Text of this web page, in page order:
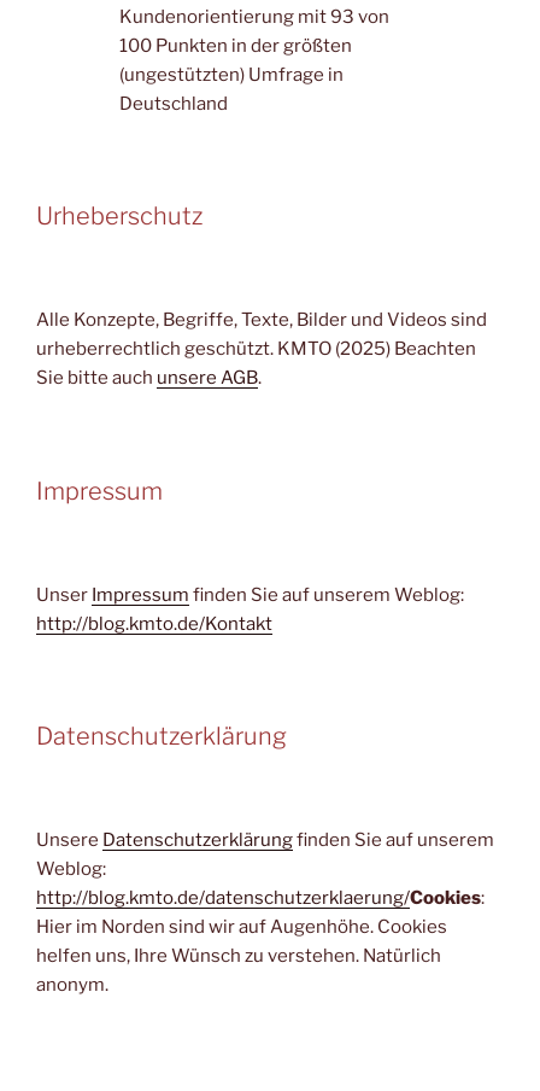
Kundenorientierung mit 93 von
100 Punkten in der größten
(ungestützten) Umfrage in
Deutschland
Urheberschutz
Alle Konzepte, Begriffe, Texte, Bilder und Videos sind
urheberrechtlich geschützt. KMTO (2025) Beachten
Sie bitte auch unsere AGB.
Impressum
Unser Impressum finden Sie auf unserem Weblog:
http://blog.kmto.de/Kontakt
Datenschutzerklärung
Unsere Datenschutzerklärungfinden Sie auf unserem
Weblog:
http://blog.kmto.de/datenschutzerklaerung/Cookies:
Hier im Norden sind wir auf Augenhöhe. Cookies
helfen uns, Ihre Wünsch zu verstehen. Natürlich
anonym.